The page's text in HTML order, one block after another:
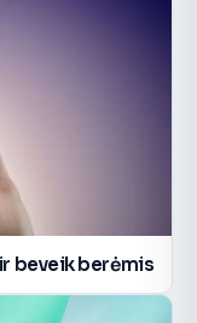
beveik berėmis